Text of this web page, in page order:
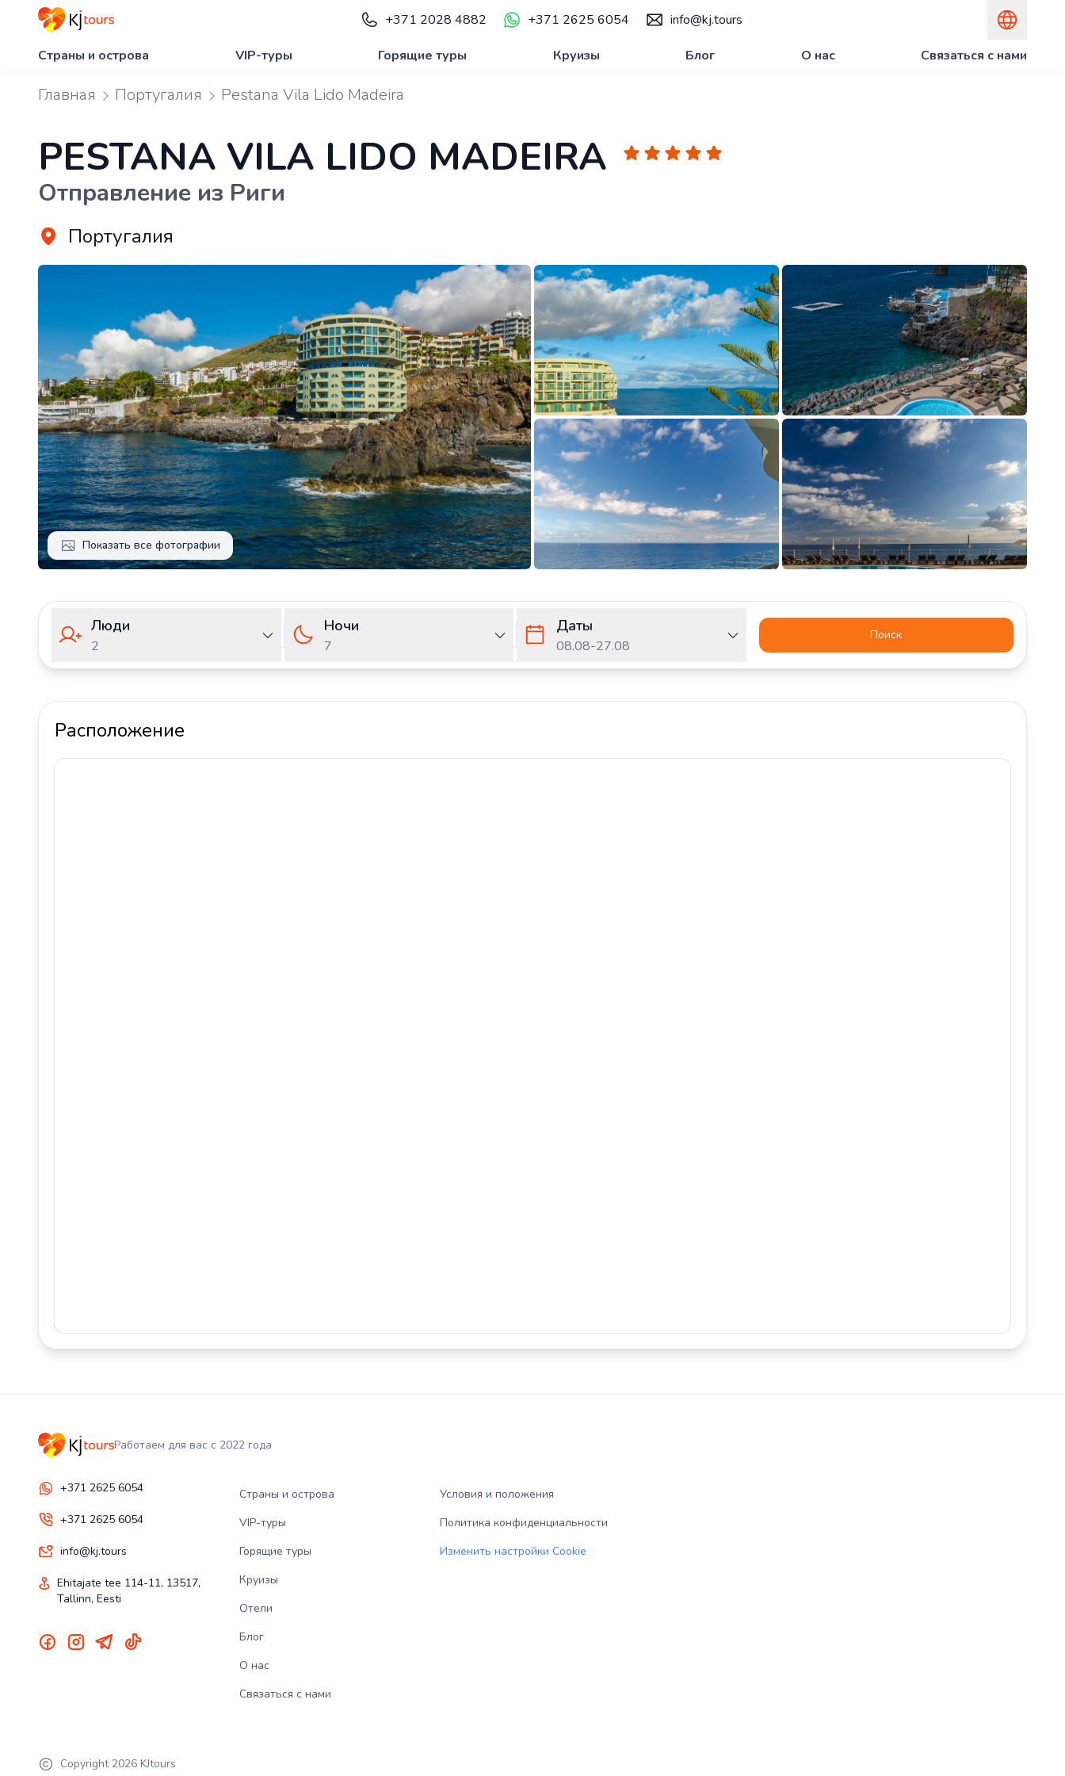
+371 2028 4882 +371 2625 6054 info@kj.tours
Страны и острова VIP-туры Горящие туры Круизы Блог О нас Связаться с нами
Главная Португалия Pestana Vila Lido Madeira
PESTANA VILA LIDO MADEIRA
Отправление из Риги
Португалия
Показать все фотографии
Люди
2
Ночи
7
Даты
08.08-27.08
Поиск
Расположение
Работаем для вас с 2022 года
+371 2625 6054
+371 2625 6054
info@kj.tours
Ehitajate tee 114-11, 13517,
Tallinn, Eesti
Страны и острова
VIP-туры
Горящие туры
Круизы
Отели
Блог
О нас
Связаться с нами
Условия и положения
Политика конфиденциальности
Изменить настройки Cookie
Copyright 2026 KJtours